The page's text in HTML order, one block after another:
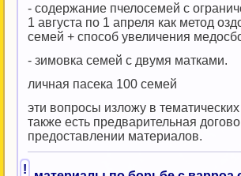
- содержание пчелосемей с
1 августа по 1 апреля как метод
семей + способ увеличения
- зимовка семей с двумя матками.
личная пасека 100 семей
эти вопросы изложу в
также есть предварительная
предоставлении материалов.
!